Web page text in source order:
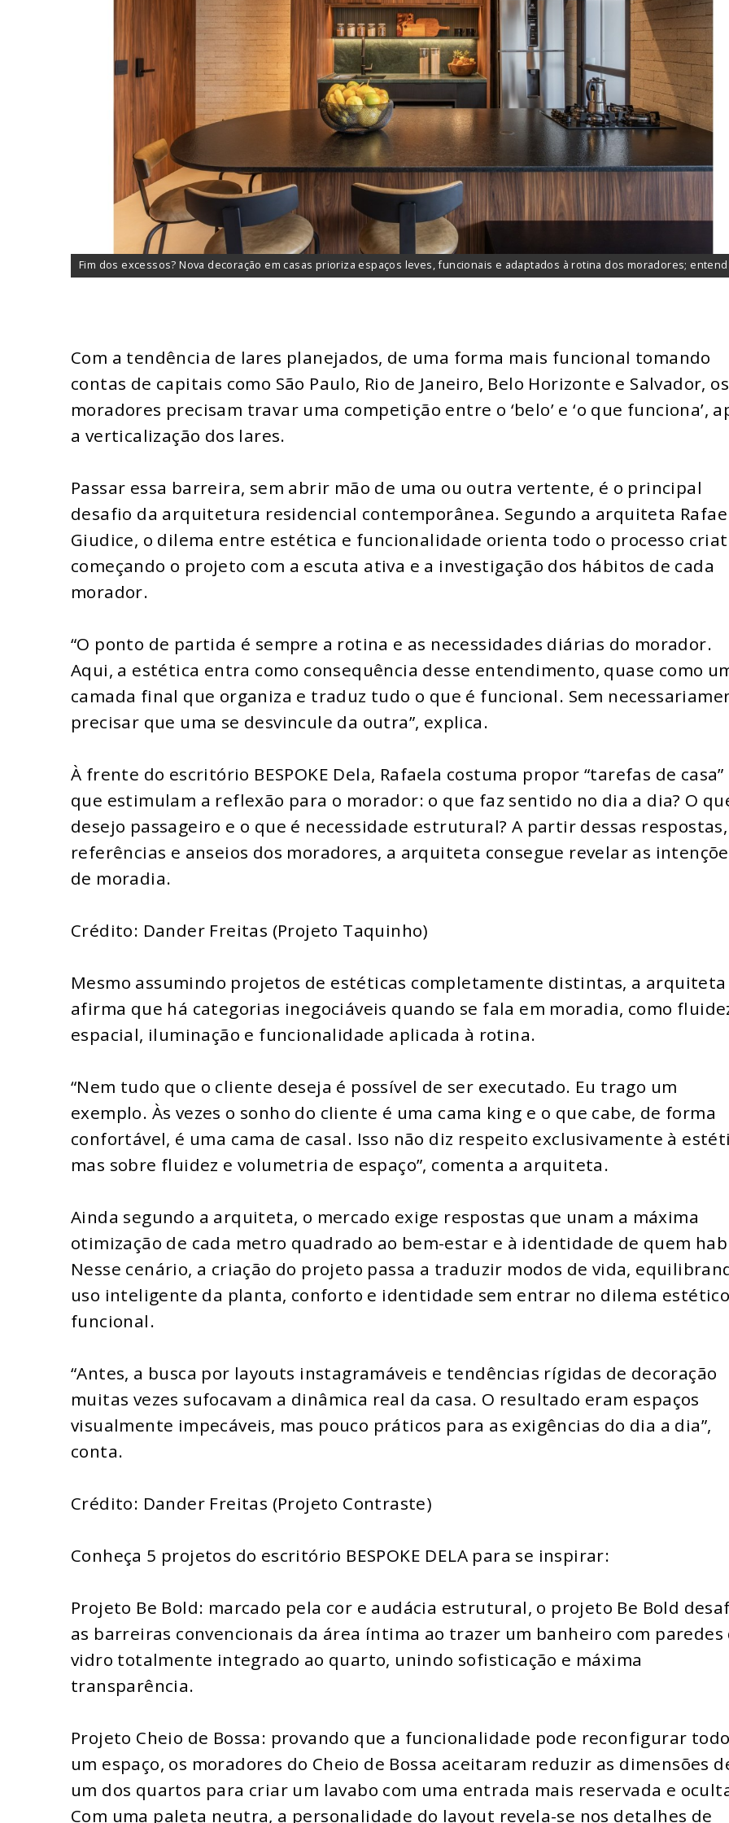
Fim dos excessos? Nova decoração em casas prioriza espaços leves, funcionais e adaptados à rotina dos moradores;
Com a tendência de lares planejados, de uma forma mais funcional tomando
contas de capitais como São Paulo, Rio de Janeiro, Belo Horizonte e Salvador, os
moradores precisam travar uma competição entre o ‘belo’ e ‘o que funciona’,
a verticalização dos lares.
Passar essa barreira, sem abrir mão de uma ou outra vertente, é o principal
desafio da arquitetura residencial contemporânea. Segundo a arquiteta
Giudice, o dilema entre estética e funcionalidade orienta todo o processo
começando o projeto com a escuta ativa e a investigação dos hábitos de cada
morador.
“O ponto de partida é sempre a rotina e as necessidades diárias do morador.
Aqui, a estética entra como consequência desse entendimento, quase como
camada final que organiza e traduz tudo o que é funcional. Sem
precisar que uma se desvincule da outra”, explica.
À frente do escritório BESPOKE Dela, Rafaela costuma propor “tarefas de casa”
que estimulam a reflexão para o morador: o que faz sentido no dia a dia? O
desejo passageiro e o que é necessidade estrutural? A partir dessas respostas,
referências e anseios dos moradores, a arquiteta consegue revelar as
de moradia.
Crédito: Dander Freitas (Projeto Taquinho)
Mesmo assumindo projetos de estéticas completamente distintas, a arquiteta
afirma que há categorias inegociáveis quando se fala em moradia, como
espacial, iluminação e funcionalidade aplicada à rotina.
“Nem tudo que o cliente deseja é possível de ser executado. Eu trago um
exemplo. Às vezes o sonho do cliente é uma cama king e o que cabe, de forma
confortável, é uma cama de casal. Isso não diz respeito exclusivamente à
mas sobre fluidez e volumetria de espaço”, comenta a arquiteta.
Ainda segundo a arquiteta, o mercado exige respostas que unam a máxima
otimização de cada metro quadrado ao bem-estar e à identidade de quem
Nesse cenário, a criação do projeto passa a traduzir modos de vida,
uso inteligente da planta, conforto e identidade sem entrar no dilema
funcional.
“Antes, a busca por layouts instagramáveis e tendências rígidas de decoração
muitas vezes sufocavam a dinâmica real da casa. O resultado eram espaços
visualmente impecáveis, mas pouco práticos para as exigências do dia a dia”,
conta.
Crédito: Dander Freitas (Projeto Contraste)
Conheça 5 projetos do escritório BESPOKE DELA para se inspirar:
Projeto Be Bold: marcado pela cor e audácia estrutural, o projeto Be Bold
as barreiras convencionais da área íntima ao trazer um banheiro com paredes
vidro totalmente integrado ao quarto, unindo sofisticação e máxima
transparência.
Projeto Cheio de Bossa: provando que a funcionalidade pode reconfigurar
um espaço, os moradores do Cheio de Bossa aceitaram reduzir as dimensões
um dos quartos para criar um lavabo com uma entrada mais reservada e
Com uma paleta neutra, a personalidade do layout revela-se nos detalhes de